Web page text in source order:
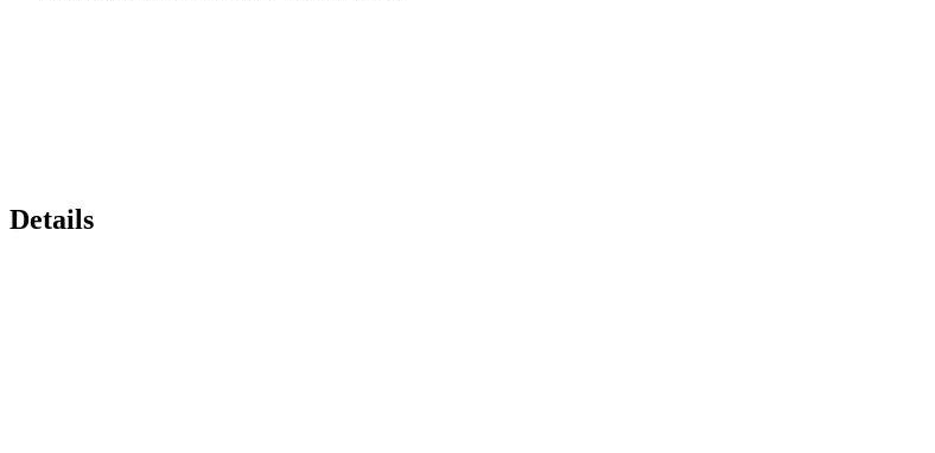
Details